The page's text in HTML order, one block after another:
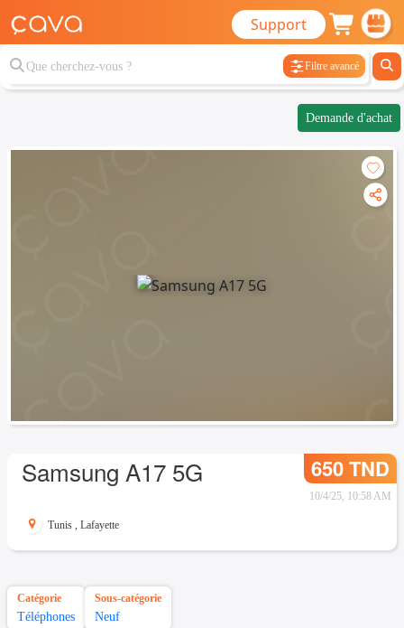
Support
Filtre avancé
Demande d'achat
Samsung A17 5G 650 TND
10/4/25, 10:58 AM
Tunis , Lafayette
Catégorie
Téléphones
Sous-catégorie
Neuf